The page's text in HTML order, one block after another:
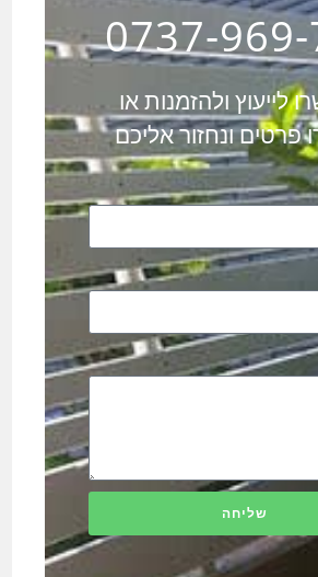
0737-
לייעוץ ולהזמנות או
פרטים ונחזור אליכם
שליחה